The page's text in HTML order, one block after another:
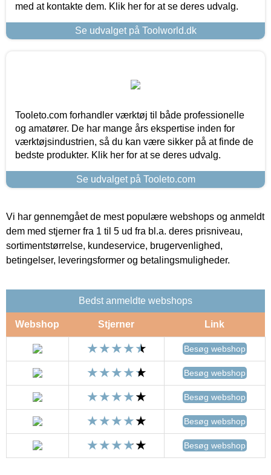
med at kontakte dem. Klik her for at se deres udvalg.
Se udvalget på Toolworld.dk
Tooleto.com forhandler værktøj til både professionelle
og amatører. De har mange års ekspertise inden for
værktøjsindustrien, så du kan være sikker på at finde de
bedste produkter. Klik her for at se deres udvalg.
Se udvalget på Tooleto.com
Vi har gennemgået de mest populære webshops og anmeldt
dem med stjerner fra 1 til 5 ud fra bl.a. deres prisniveau,
sortimentstørrelse, kundeservice, brugervenlighed,
betingelser, leveringsformer og betalingsmuligheder.
Bedst anmeldte webshops
Webshop Stjerner Link
Besøg webshop
Besøg webshop
Besøg webshop
Besøg webshop
Besøg webshop